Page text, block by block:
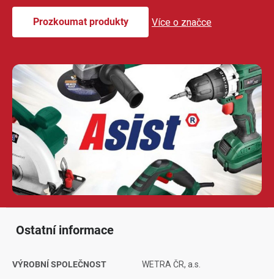
Prozkoumat produkty Více o značce
Ostatní informace
VÝROBNÍ SPOLEČNOST WETRA ČR, a.s.